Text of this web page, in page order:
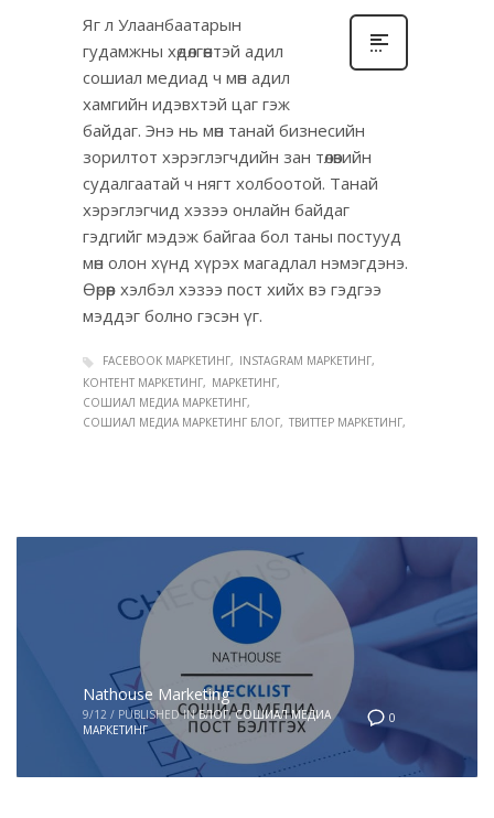
Яг л Улаанбаатарын
гудамжны хөдөлгөөнтэй адил
сошиал медиад ч мөн адил
хамгийн идэвхтэй цаг гэж
байдаг. Энэ нь мөн танай бизнесийн
зорилтот хэрэглэгчдийн зан төлөвийн
судалгаатай ч нягт холбоотой. Танай
хэрэглэгчид хэзээ онлайн байдаг
гэдгийг мэдэж байгаа бол таны постууд
мөн олон хүнд хүрэх магадлал нэмэгдэнэ.
Өөрөөр хэлбэл хэзээ пост хийх вэ гэдгээ
мэддэг болно гэсэн үг.
FACEBOOK МАРКЕТИНГ
INSTAGRAM МАРКЕТИНГ
КОНТЕНТ МАРКЕТИНГ
МАРКЕТИНГ
СОШИАЛ МЕДИА МАРКЕТИНГ
СОШИАЛ МЕДИА МАРКЕТИНГ БЛОГ ТВИТТЕР МАРКЕТИНГ
0
Nathouse Marketing
9/12 / PUBLISHED IN БЛОГ,СОШИАЛ МЕДИА
МАРКЕТИНГ